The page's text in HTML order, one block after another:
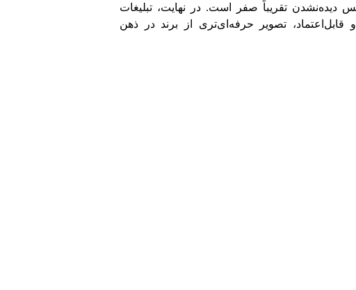
دیده‌نشدن تقریباً صفر است. در نهایت، تبلیغات
تصویر حرفه‌ای‌تری از برند در ذهن